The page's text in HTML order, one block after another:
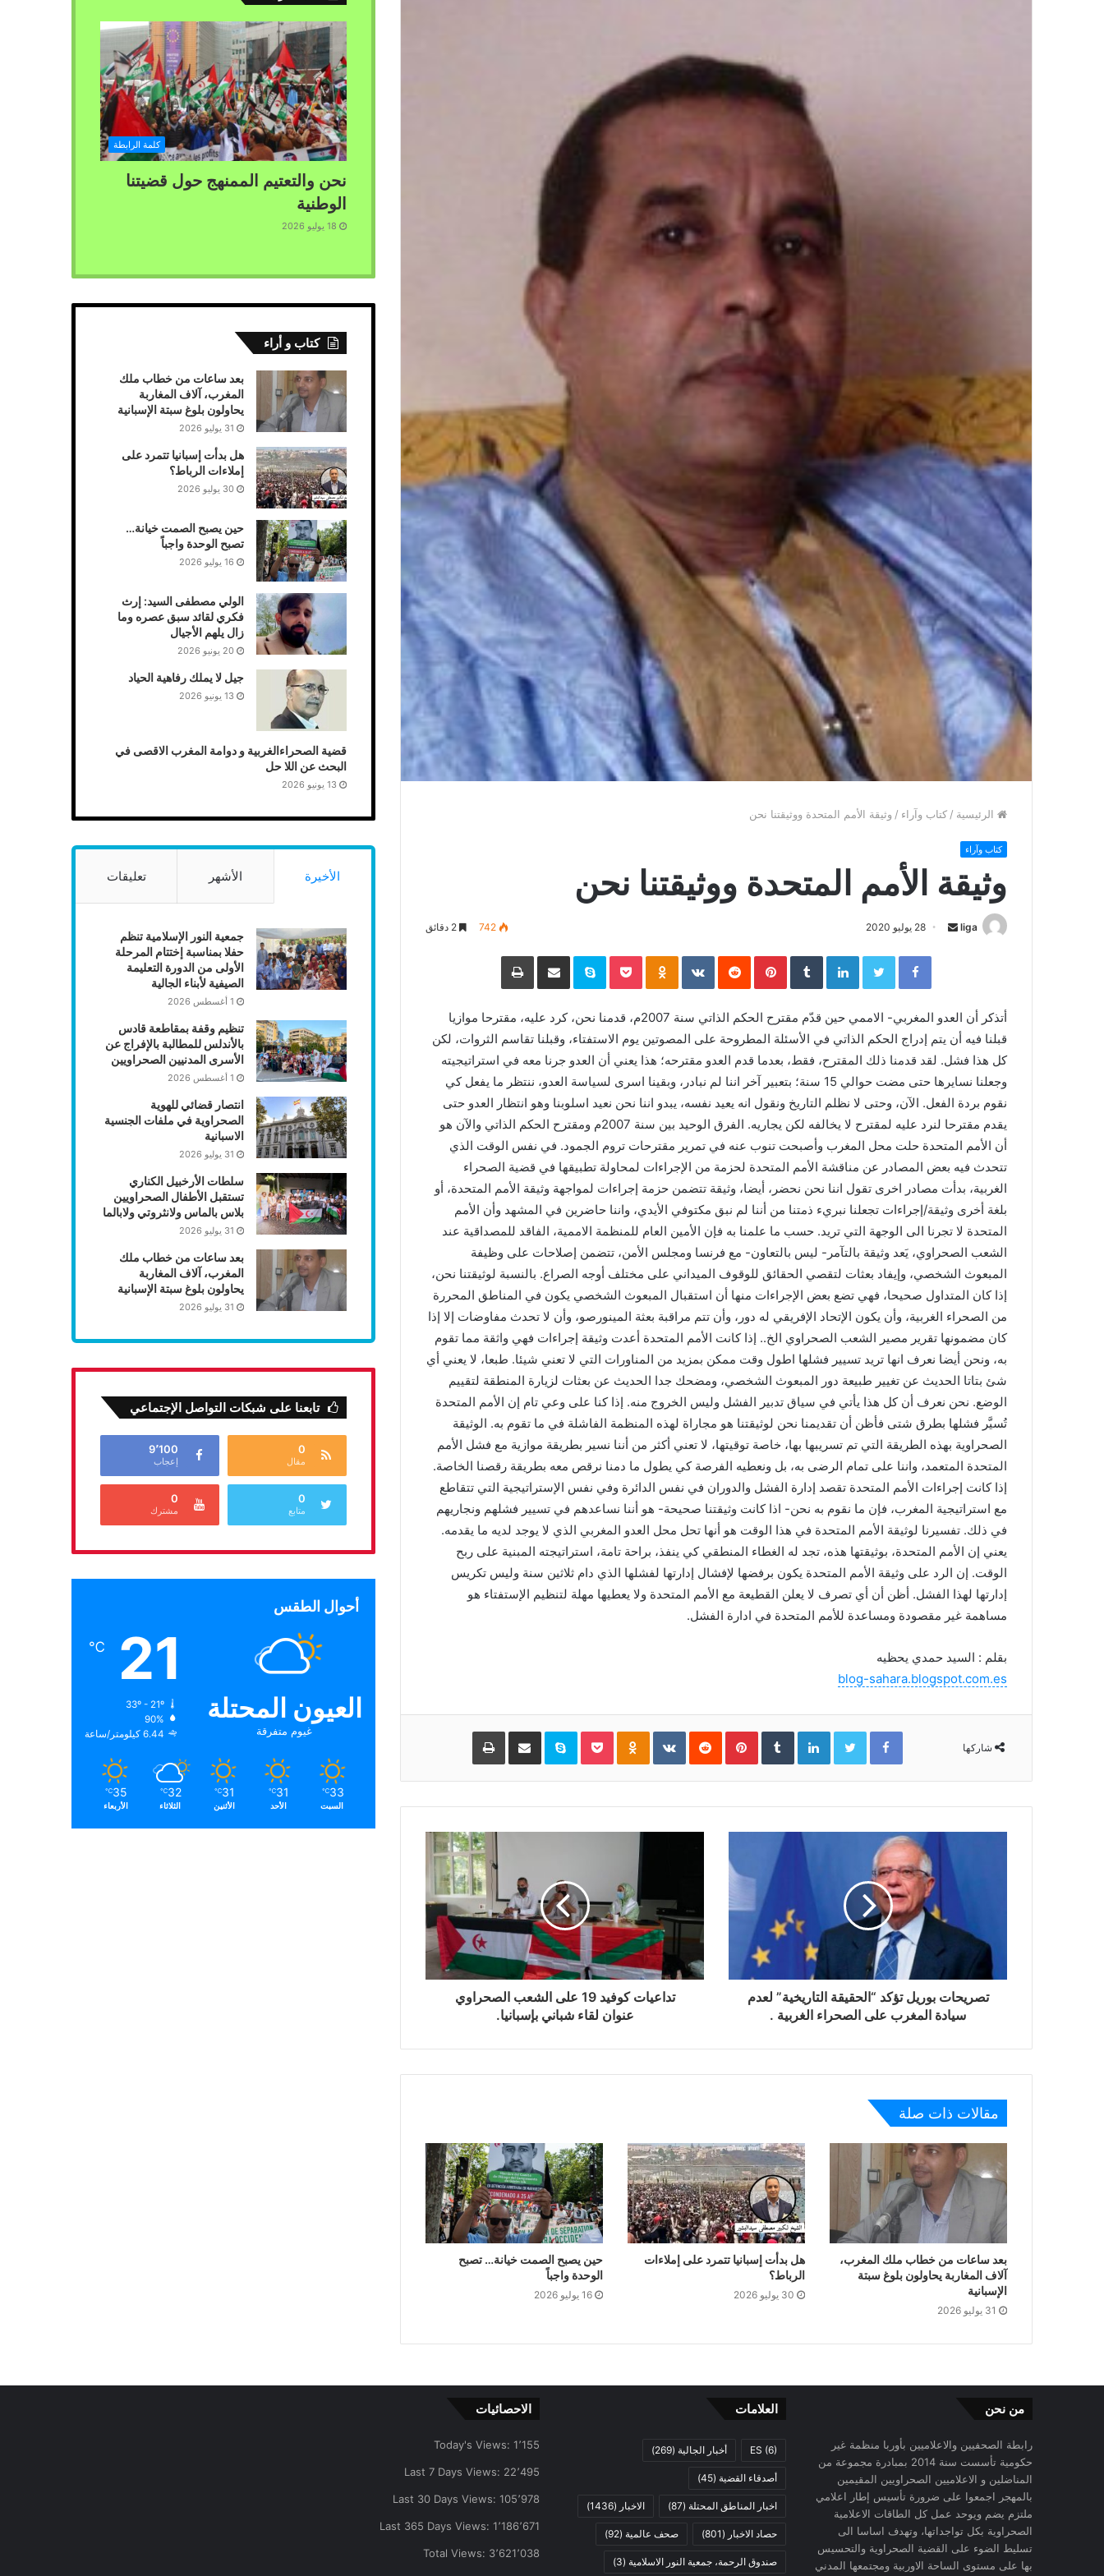
الرئيسية / كتاب وآراء / وثيقة الأمم المتحدة ووثيقتنا نحن
كتاب وآراء
وثيقة الأمم المتحدة ووثيقتنا نحن
liga
n
e
m
a
i
l
28 يوليو 2020 742
Facebook
Twitter
LinkedIn
‏Tumblr
Pinterest
‏Reddit
‏VKontakte
Pocket
Skype مشاركة عبر البريد
أتذكر أن العدو المغربي- الاممي حين قدّم مقترح الحكم الذاتي سنة 2007م، قدمنا نحن، كرد عليه، مقترحا موازيا
قبلنا فيه أن يتم إدراج الحكم الذاتي في الأسئلة المطروحة على المصوتين يوم الاستفتاء، وقبلنا تقاسم الثروات، لكن
كل هذا فشل. لقد قدمنا ذلك المقترح، فقط، بعدما قدم العدو مقترحه؛ هذا يعني أن العدو جرنا معه في استراتيجيته
وجعلنا نسايرها حتى مضت حوالي 15 سنة؛ بتعبير آخر اننا لم نبادر، وبقينا اسرى لسياسة العدو، ننتظر ما يفعل كي
نقوم بردة الفعل. الآن، وحتى لا نظلم التاريخ ونقول انه يعيد نفسه، يبدو اننا نحن نعيد اسلوبنا وهو انتظار العدو حتى
يقدم مقترحا لنرد عليه لمقترح لا يخالفه لكن يجاريه. الفرق الوحيد بين سنة 2007م ومقترح الحكم الذاتي والآن هو
أن الأمم المتحدة حلت محل المغرب وأصبحت تنوب عنه في تمرير مقترحات تروم الجمود. في نفس الوقت الذي
تتحدث فيه بعض المصادر عن مناقشة الأمم المتحدة لحزمة من الإجراءات لمحاولة تطبيقها في قضية الصحراء
الغربية، بدأت مصادر اخرى تقول اننا نحن نحضر، أيضا، وثيقة تتضمن حزمة إجراءات لمواجهة وثيقة الأمم المتحدة، أو
بلغة أخرى وثيقة/إجراءات تجعلنا نبريء ذمتنا من أننا لم نبق مكتوفي الأيدي، واننا حاضرين في المشهد وأن الأمم
المتحدة لا تجرنا الى الوجهة التي تريد. حسب ما علمنا به فإن الأمين العام للمنظمة الاممية، الفاقد للمصداقية عند
الشعب الصحراوي، يَعد وثيقة بالتآمر- ليس بالتعاون- مع فرنسا ومجلس الأمن، تتضمن إصلاحات على وظيفة
المبعوث الشخصي، وإيفاد بعثات لتقصي الحقائق للوقوف الميداني على مختلف أوجه الصراع. بالنسبة لوثيقتنا نحن،
إذا كان المتداول صحيحا، فهي تضع بعض الإجراءات منها أن استقبال المبعوث الشخصي يكون في المناطق المحررة
من الصحراء الغربية، وأن يكون الإتحاد الإفريقي له دور، وأن تتم مراقبة بعثة المينورصو، وأن لا تحدث مفاوضات إلا إذا
كان مضمونها تقرير مصير الشعب الصحراوي الخ.. إذا كانت الأمم المتحدة أعدت وثيقة إجراءات فهي واثقة مما تقوم
به، ونحن أيضا نعرف انها تريد تسيير فشلها اطول وقت ممكن بمزيد من المناورات التي لا تعني شيئا. طبعا، لا يعني أي
شئ بتاتا الحديث عن تغيير طبيعة دور المبعوث الشخصي، ومضحك جدا الحديث عن بعثات لزيارة المنطقة لتقييم
الوضع. نحن نعرف أن كل هذا يأتي في سياق تدبير الفشل وليس الخروج منه. إذا كنا على وعي تام إن الأمم المتحدة
تُسيَّر فشلها بطرق شتى فأظن أن تقديمنا نحن لوثيقتنا هو مجاراة لهذه المنظمة الفاشلة في ما تقوم به. الوثيقة
الصحراوية بهذه الطريقة التي تم تسريبها بها، خاصة توقيتها، لا تعني أكثر من أننا نسير بطريقة موازية مع فشل الأمم
المتحدة المتعمد، واننا على تمام الرضى به، بل ونعطيه الفرصة كي يطول ما دمنا نرقص معه بطريقة رقصنا الخاصة.
إذا كانت إجراءات الأمم المتحدة تقصد إدارة الفشل والدوران في نفس الدائرة وفي نفس الإستراتيجية التي تتقاطع
مع استراتيجية المغرب، فإن ما نقوم به نحن- اذا كانت وثيقتنا صحيحة- هو أننا نساعدهم في تسيير فشلهم ونجاريهم
في ذلك. تفسيرنا لوثيقة الأمم المتحدة في هذا الوقت هو أنها تحل محل العدو المغربي الذي لا يوجد لديه ما يقدمه.
يعني إن الأمم المتحدة، بوثيقتها هذه، تجد له الغطاء المنطقي كي ينفذ، براحة تامة، استراتيجته المبنية على ربح
الوقت. إن الرد على وثيقة الأمم المتحدة يكون برفضها لإفشال إدارتها لفشلها الذي دام ثلاثين سنة وليس تكريس
إدارتها لهذا الفشل. أظن أن أي تصرف لا يعلن القطيعة مع الأمم المتحدة ولا يعطيها مهلة لتنظيم الإستفتاء هو
مساهمة غير مقصودة ومساعدة للأمم المتحدة في ادارة الفشل.
بقلم : السيد حمدي يحظيه
blog-sahara.blogspot.com.es
شاركها
Facebook
Twitter
LinkedIn
‏Tumblr
Pinterest
‏Reddit
‏VKontakte
Pocket
Skype مشاركة عبر البريد
تصريحات بوريل تؤكد “الحقيقة التاريخية” لعدم
سيادة المغرب على الصحراء الغربية .
تداعيات كوفيد 19 على الشعب الصحراوي
عنوان لقاء شباني بإسبانيا.
مقالات ذات صلة
بعد ساعات من خطاب ملك المغرب،
آلاف المغاربة يحاولون بلوغ سبتة
الإسبانية
31 يوليو 2026
هل بدأت إسبانيا تتمرد على إملاءات
الرباط؟
30 يوليو 2026
حين يصبح الصمت خيانة… تصبح
الوحدة واجباً
16 يوليو 2026
كلمة الرابطة
نحن والتعتيم الممنهج حول قضيتنا
الوطنية
18 يوليو 2026
كتاب و أراء
بعد ساعات من خطاب ملك
المغرب، آلاف المغاربة
يحاولون بلوغ سبتة الإسبانية
31 يوليو 2026
هل بدأت إسبانيا تتمرد على
إملاءات الرباط؟
30 يوليو 2026
حين يصبح الصمت خيانة…
تصبح الوحدة واجباً
16 يوليو 2026
الولي مصطفى السيد: إرث
فكري لقائد سبق عصره وما
زال يلهم الأجيال
20 يونيو 2026
جيل لا يملك رفاهية الحياد
13 يونيو 2026
قضية الصحراءالغربية و دوامة المغرب الاقصى في
البحث عن اللا حل
13 يونيو 2026
الأخيرة الأشهر تعليقات
جمعية النور الإسلامية تنظم
حفلا بمناسبة إختتام المرحلة
الأولى من الدورة التعليمة
الصيفية لأبناء الجالية
1 أغسطس 2026
تنظيم وقفة بمقاطعة قادس
بالأندلس للمطالبة بالإفراج عن
الأسرى المدنيين الصحراويين
1 أغسطس 2026
انتصار قضائي للهوية
الصحراوية في ملفات الجنسية
الاسبانية
31 يوليو 2026
سلطات الأرخبيل الكناري
تستقبل الأطفال الصحراويين
بلاس بالماس ولانثروتي ولابالما
31 يوليو 2026
بعد ساعات من خطاب ملك
المغرب، آلاف المغاربة
يحاولون بلوغ سبتة الإسبانية
31 يوليو 2026
تابعنا على شبكات التواصل الإجتماعي
0
مقال
9٬100
إعجاب
0
متابع
0
مشترك
أحوال الطقس
العيون المحتلة
غيوم متفرقة
21
℃
33º - 21º
90%
6.44 كيلومتر/ساعة
33
℃
السبت
31
℃
الأحد
31
℃
الأثنين
32
℃
الثلاثاء
35
℃
الأربعاء
من نحن
رابطة الصحفيين والاعلاميين بأوربا منظمة غير
حكومية تأسست سنة 2014 بمبادرة مجموعة من
المناضلين و الاعلاميين الصحراويين المقيمين
بالمهجر اجمعوا على ضرورة تأسيس إطار اعلامي
ملتزم يضم ويوحد عمل كل الطاقات الاعلامية
الصحراوية بكل تواجداتها، وتهدف اساسا الى
تسليط الضوء على القضية الصحراوية والتحسيس
بها على مستوى الساحة الاوربية ومجتمعها المدني
العلامات
ES (6) أخبار الجالية (269)
أصدقاء القضية (45)
اخبار المناطق المحتلة (87) الاخبار (1436)
حصاد الاخبار (801) صحف عالمية (92)
صندوق الرحمة، جمعية النور الاسلامية (3)
الاحصائيات
Today's Views: 1٬155
Last 7 Days Views: 22٬495
Last 30 Days Views: 105٬978
Last 365 Days Views: 1٬186٬671
Total Views: 3٬621٬038